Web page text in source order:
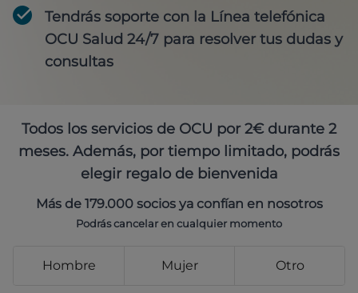
Tendrás soporte con la Línea telefónica
OCU Salud 24/7 para resolver tus dudas y
consultas
Todos los servicios de OCU por 2€ durante 2
meses. Además, por tiempo limitado, podrás
elegir regalo de bienvenida
Más de 179.000 socios ya confían en nosotros
Podrás cancelar en cualquier momento
Hombre Mujer Otro